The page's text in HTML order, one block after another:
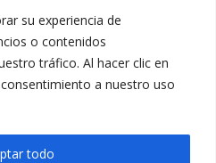
su experiencia de
o contenidos
tráfico. Al hacer clic en
a nuestro uso
todo